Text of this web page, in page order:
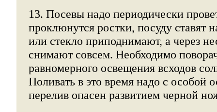
13. Посевы надо периодически
проклюнутся ростки, посуду ставят
или стекло приподнимают, а через
снимают совсем. Необходимо
равномерного освещения всходов
Поливать в это время надо с особой
перелив опасен развитием черной